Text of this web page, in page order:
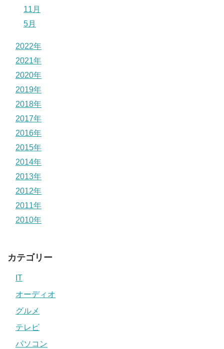
11月
5月
2022年
2021年
2020年
2019年
2018年
2017年
2016年
2015年
2014年
2013年
2012年
2011年
2010年
カテゴリー
IT
オーディオ
グルメ
テレビ
パソコン